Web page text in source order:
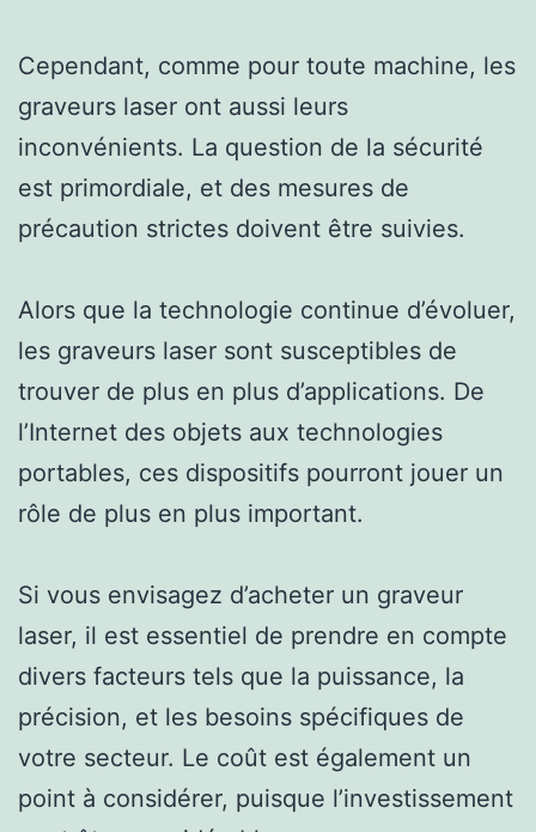
Cependant, comme pour toute machine, les
graveurs laser ont aussi leurs
inconvénients. La question de la sécurité
est primordiale, et des mesures de
précaution strictes doivent être suivies.
Alors que la technologie continue d’évoluer,
les graveurs laser sont susceptibles de
trouver de plus en plus d’applications. De
l’Internet des objets aux technologies
portables, ces dispositifs pourront jouer un
rôle de plus en plus important.
Si vous envisagez d’acheter un graveur
laser, il est essentiel de prendre en compte
divers facteurs tels que la puissance, la
précision, et les besoins spécifiques de
votre secteur. Le coût est également un
point à considérer, puisque l’investissement